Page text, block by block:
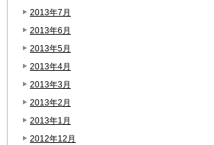
2013年7月
2013年6月
2013年5月
2013年4月
2013年3月
2013年2月
2013年1月
2012年12月